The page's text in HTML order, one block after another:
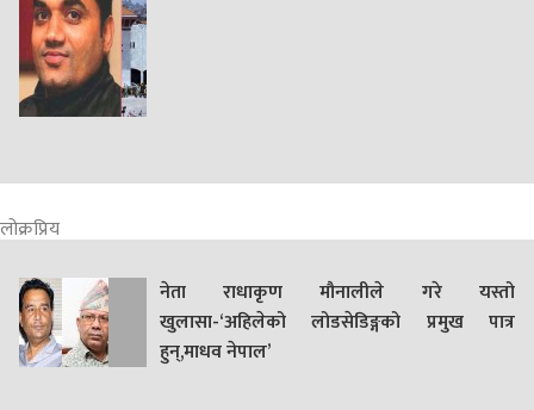
लोक्रप्रिय
नेता राधाकृण मौनालीले गरे यस्तो
खुलासा-‘अहिलेको लोडसेडिङ्गको प्रमुख पात्र
हुन्,माधव नेपाल’